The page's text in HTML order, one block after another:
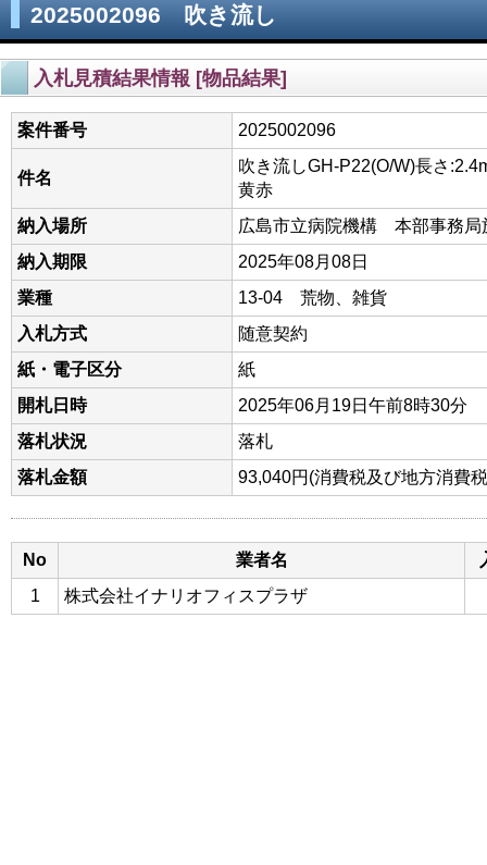
2025002096 吹き流し
入札見積結果情報 [物品結果]
案件番号 2025002096
件名
吹き流しGH-P22(O/W)長さ
黄赤
納入場所
広島市立病院機構 本部事務局
納入期限
2025年08月08日
業種
13-04 荒物、雑貨
入札方式
随意契約
紙・電子区分
紙
開札日時
2025年06月19日午前8時30分
落札状況
落札
落札金額
93,040円(消費税及び地方消費
No 業者名
1
株式会社イナリオフィスプラザ